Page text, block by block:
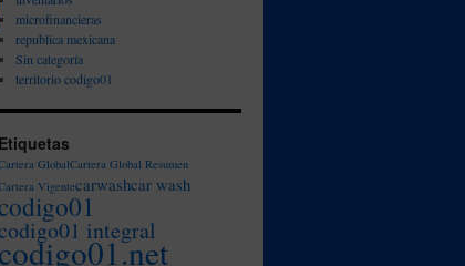
microfinancieras
republica mexicana
Sin categoría
territorio codigo01
Etiquetas
GlobalCartera Global Resumen
Vigentecarwashcar wash
integral
codigo01.net